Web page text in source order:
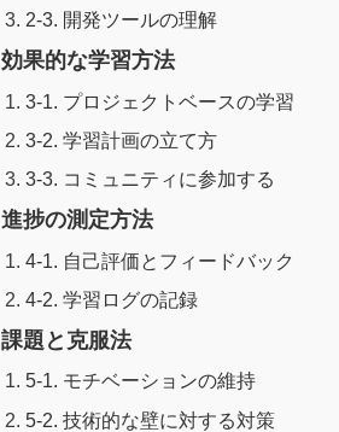
2-3. 開発ツールの理解
効果的な学習方法
3-1. プロジェクトベースの学習
3-2. 学習計画の立て方
3-3. コミュニティに参加する
進捗の測定方法
4-1. 自己評価とフィードバック
4-2. 学習ログの記録
課題と克服法
5-1. モチベーションの維持
5-2. 技術的な壁に対する対策